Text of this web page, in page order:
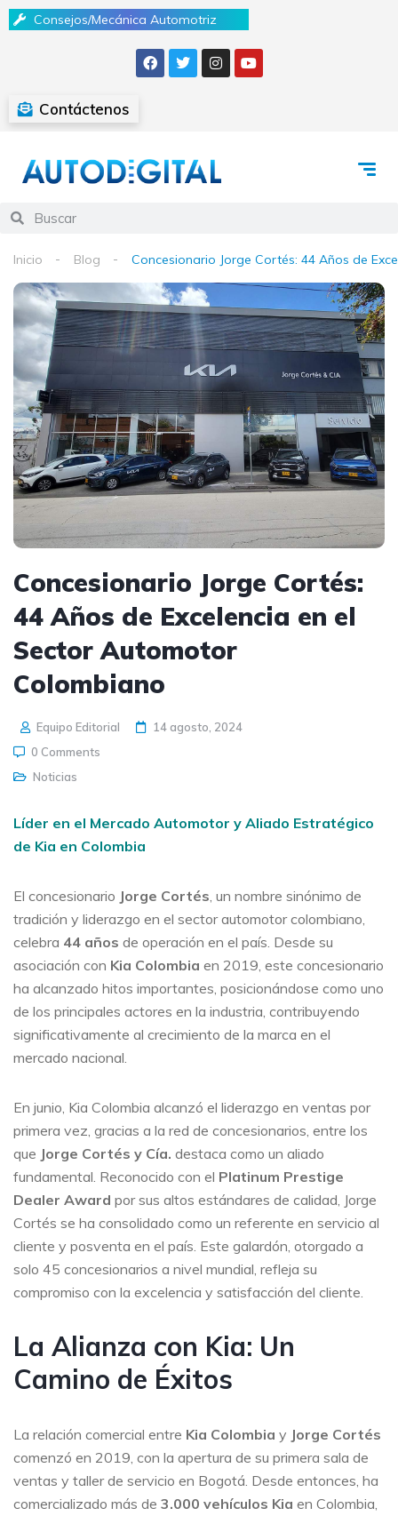
Consejos/Mecánica Automotriz
Contáctenos
Inicio Blog Concesionario Jorge Cortés: 44 Años de
Concesionario Jorge Cortés:
44 Años de Excelencia en el
Sector Automotor
Colombiano
Equipo Editorial
14 agosto, 2024
0 Comments
Noticias
Líder en el Mercado Automotor y Aliado Estratégico
de Kia en Colombia
El concesionario Jorge Cortés , un nombre sinónimo de
tradición y liderazgo en el sector automotor colombiano,
celebra 44 años de operación en el país. Desde su
asociación con Kia Colombia en 2019, este concesionario
ha alcanzado hitos importantes, posicionándose como uno
de los principales actores en la industria, contribuyendo
significativamente al crecimiento de la marca en el
mercado nacional.
En junio, Kia Colombia alcanzó el liderazgo en ventas por
primera vez, gracias a la red de concesionarios, entre los
que Jorge Cortés y Cía. destaca como un aliado
fundamental. Reconocido con el Platinum Prestige
Dealer Award por sus altos estándares de calidad, Jorge
Cortés se ha consolidado como un referente en servicio al
cliente y posventa en el país. Este galardón, otorgado a
solo 45 concesionarios a nivel mundial, refleja su
compromiso con la excelencia y satisfacción del cliente.
La Alianza con Kia: Un
Camino de Éxitos
La relación comercial entre Kia Colombia y Jorge Cortés
comenzó en 2019, con la apertura de su primera sala de
ventas y taller de servicio en Bogotá. Desde entonces, ha
comercializado más de 3.000 vehículos Kia en Colombia,